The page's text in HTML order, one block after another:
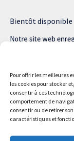
Pour offrir les meilleures
les cookies pour stocker
consentir à ces
comportement de
consentir ou de retirer
caractéristiques et
Bientôt disponible
Notre site web
nous permettent
Lisez notre politique